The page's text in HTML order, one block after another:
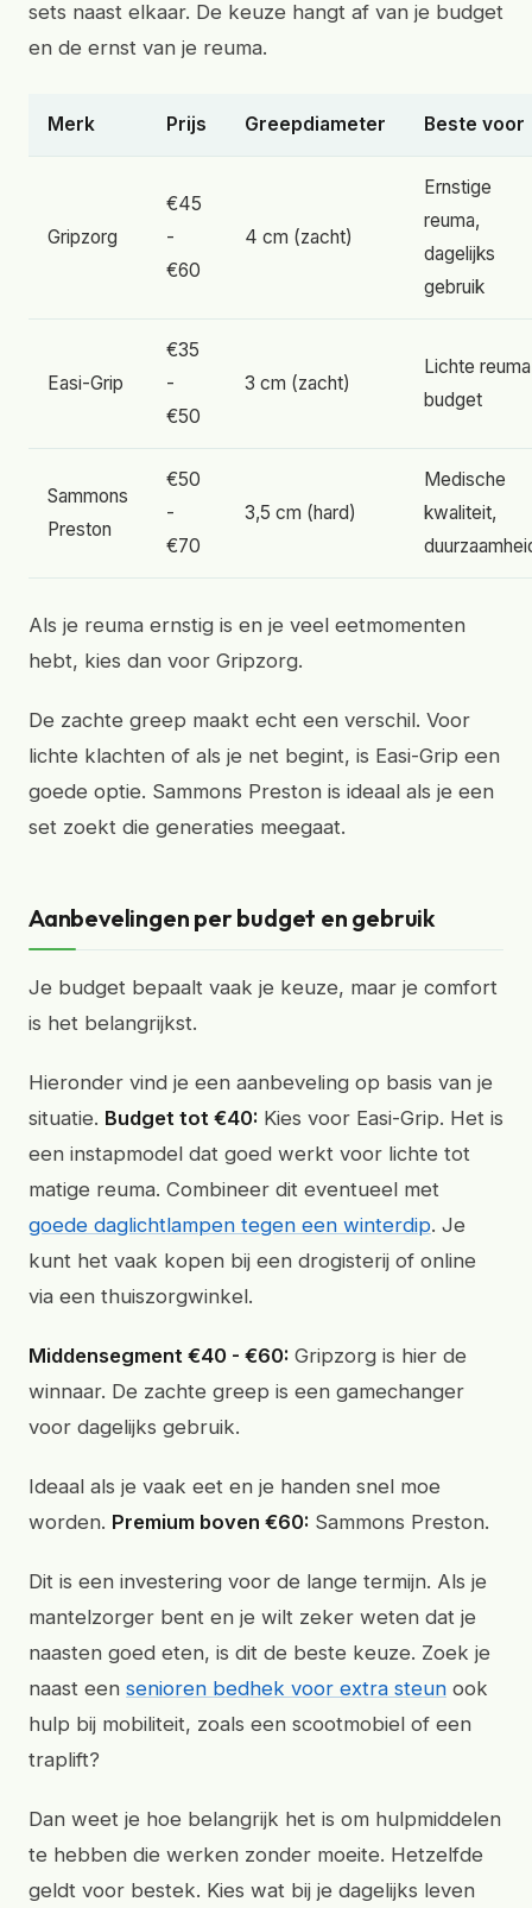
sets naast elkaar. De keuze hangt af van je budget
en de ernst van je reuma.
Merk Prijs Greepdiameter Beste voor
Gripzorg
€45
-
€60
4 cm (zacht)
Ernstige
reuma,
dagelijks
gebruik
Easi-Grip
€35
-
€50
3 cm (zacht)
Lichte
budget
Sammons
Preston
€50
-
€70
3,5 cm (hard)
Medische
kwaliteit,
Als je reuma ernstig is en je veel eetmomenten
hebt, kies dan voor Gripzorg.
De zachte greep maakt echt een verschil. Voor
lichte klachten of als je net begint, is Easi-Grip een
goede optie. Sammons Preston is ideaal als je een
set zoekt die generaties meegaat.
Aanbevelingen per budget en gebruik
Je budget bepaalt vaak je keuze, maar je comfort
is het belangrijkst.
Hieronder vind je een aanbeveling op basis van je
situatie. Budget tot €40: Kies voor Easi-Grip. Het is
een instapmodel dat goed werkt voor lichte tot
matige reuma. Combineer dit eventueel met
goede daglichtlampen tegen een winterdip. Je
kunt het vaak kopen bij een drogisterij of online
via een thuiszorgwinkel.
Middensegment €40 - €60: Gripzorg is hier de
winnaar. De zachte greep is een gamechanger
voor dagelijks gebruik.
Ideaal als je vaak eet en je handen snel moe
worden. Premium boven €60: Sammons Preston.
Dit is een investering voor de lange termijn. Als je
mantelzorger bent en je wilt zeker weten dat je
naasten goed eten, is dit de beste keuze. Zoek je
naast een senioren bedhek voor extra steun ook
hulp bij mobiliteit, zoals een scootmobiel of een
traplift?
Dan weet je hoe belangrijk het is om hulpmiddelen
te hebben die werken zonder moeite. Hetzelfde
geldt voor bestek. Kies wat bij je dagelijks leven